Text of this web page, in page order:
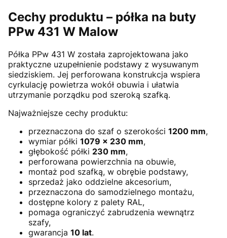
Cechy produktu – półka na buty
PPw 431 W Malow
Półka PPw 431 W została zaprojektowana jako
praktyczne uzupełnienie podstawy z wysuwanym
siedziskiem. Jej perforowana konstrukcja wspiera
cyrkulację powietrza wokół obuwia i ułatwia
utrzymanie porządku pod szeroką szafką.
Najważniejsze cechy produktu:
przeznaczona do szaf o szerokości 1200 mm,
wymiar półki 1079 × 230 mm,
głębokość półki 230 mm,
perforowana powierzchnia na obuwie,
montaż pod szafką, w obrębie podstawy,
sprzedaż jako oddzielne akcesorium,
przeznaczona do samodzielnego montażu,
dostępne kolory z palety RAL,
pomaga ograniczyć zabrudzenia wewnątrz
szafy,
gwarancja 10 lat.